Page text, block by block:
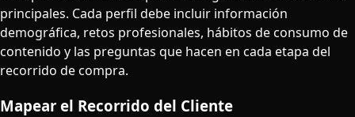
principales. Cada perfil debe incluir información
demográfica, retos profesionales, hábitos de consumo de
contenido y las preguntas que hacen en cada etapa del
recorrido de compra.
Mapear el Recorrido del Cliente